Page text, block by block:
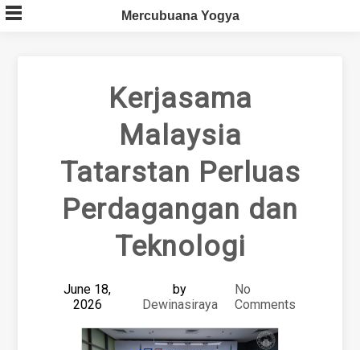
Skip
to
Mercubuana Yogya
Kerjasama
Malaysia
Tatarstan Perluas
Perdagangan dan
Teknologi
June 18,
2026
by
Dewinasiraya
No
Comments